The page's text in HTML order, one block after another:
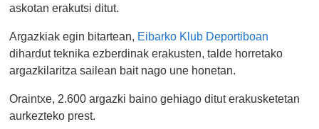
askotan erakutsi ditut.
Argazkiak egin bitartean, Eibarko Klub Deportiboan
dihardut teknika ezberdinak erakusten, talde horretako
argazkilaritza sailean bait nago une honetan.
Oraintxe, 2.600 argazki baino gehiago ditut erakusketetan
aurkezteko prest.